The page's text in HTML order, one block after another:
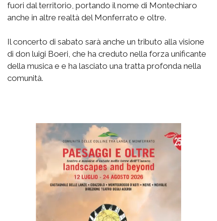
fuori dal territorio, portando il nome di Montechiaro
anche in altre realtà del Monferrato e oltre.
Il concerto di sabato sarà anche un tributo alla visione
di don luigi Boeri, che ha creduto nella forza unificante
della musica e e ha lasciato una tratta profonda nella
comunità.